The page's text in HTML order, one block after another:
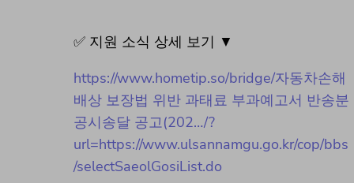
✅ 지원 소식 상세 보기 ▼
https://www.hometip.so/bridge/자동차손해
배상 보장법 위반 과태료 부과예고서 반송분
공시송달 공고(202…/?
url=https://www.ulsannamgu.go.kr/cop/bbs
/selectSaeolGosiList.do